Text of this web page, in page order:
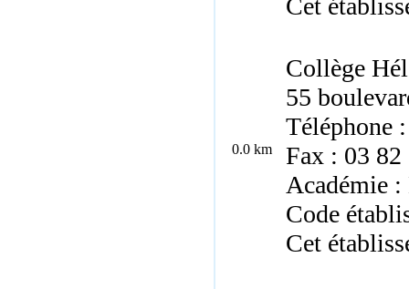
0.0 km
Collège
55
Téléphone
Fax : 03 82
Académie
Code
Cet